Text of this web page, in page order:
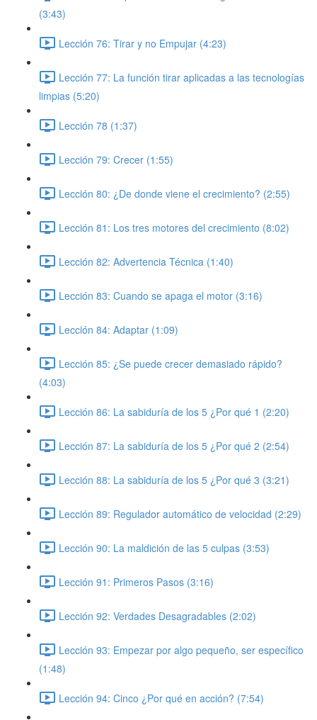
(3:43)
Lección 76: Tirar y no Empujar (4:23)
Lección 77: La función tirar aplicadas a las tecnologías
limpias (5:20)
Lección 78 (1:37)
Lección 79: Crecer (1:55)
Lección 80: ¿De donde viene el crecimiento? (2:55)
Lección 81: Los tres motores del crecimiento (8:02)
Lección 82: Advertencia Técnica (1:40)
Lección 83: Cuando se apaga el motor (3:16)
Lección 84: Adaptar (1:09)
Lección 85: ¿Se puede crecer demasiado rápido?
(4:03)
Lección 86: La sabiduría de los 5 ¿Por qué 1 (2:20)
Lección 87: La sabiduría de los 5 ¿Por qué 2 (2:54)
Lección 88: La sabiduría de los 5 ¿Por qué 3 (3:21)
Lección 89: Regulador automático de velocidad (2:29)
Lección 90: La maldición de las 5 culpas (3:53)
Lección 91: Primeros Pasos (3:16)
Lección 92: Verdades Desagradables (2:02)
Lección 93: Empezar por algo pequeño, ser específico
(1:48)
Lección 94: Cinco ¿Por qué en acción? (7:54)